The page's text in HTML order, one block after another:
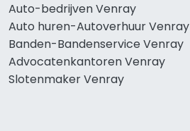
Auto-bedrijven Venray
Auto huren-Autoverhuur Venray
Banden-Bandenservice Venray
Advocatenkantoren Venray
Slotenmaker Venray